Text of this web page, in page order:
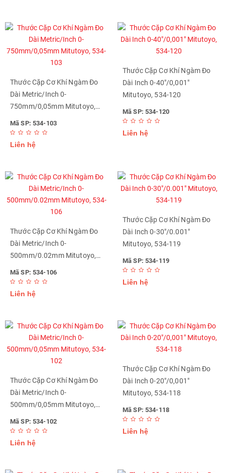
Thước Cặp Cơ Khí Ngàm Đo
Dài Metric/Inch 0-
750mm/0,05mm Mitutoyo,
534-103
Mã SP: 534-103
Liên hệ
Thước Cặp Cơ Khí Ngàm Đo
Dài Inch 0-40"/0,001"
Mitutoyo, 534-120
Mã SP: 534-120
Liên hệ
Thước Cặp Cơ Khí Ngàm Đo
Dài Metric/Inch 0-
500mm/0.02mm Mitutoyo,
534-106
Mã SP: 534-106
Liên hệ
Thước Cặp Cơ Khí Ngàm Đo
Dài Inch 0-30"/0.001"
Mitutoyo, 534-119
Mã SP: 534-119
Liên hệ
Thước Cặp Cơ Khí Ngàm Đo
Dài Metric/Inch 0-
500mm/0,05mm Mitutoyo,
534-102
Mã SP: 534-102
Liên hệ
Thước Cặp Cơ Khí Ngàm Đo
Dài Inch 0-20"/0,001"
Mitutoyo, 534-118
Mã SP: 534-118
Liên hệ